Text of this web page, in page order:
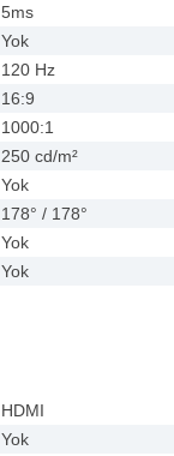
5ms
Yok
120 Hz
16:9
1000:1
250 cd/m²
Yok
178° / 178°
Yok
Yok
HDMI
Yok